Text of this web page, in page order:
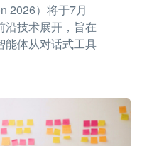
2026）将于7月
沿技术展开，旨在
能体从对话式工具